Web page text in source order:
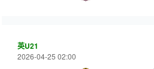
英U21
2026-04-25 02:00